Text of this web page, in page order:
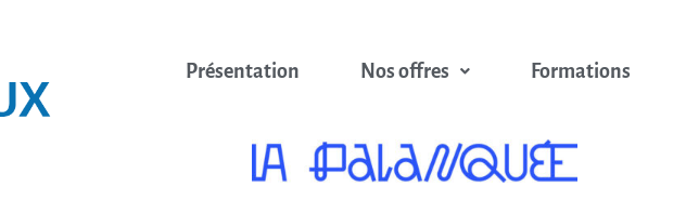
Présentation Nos offres Formations